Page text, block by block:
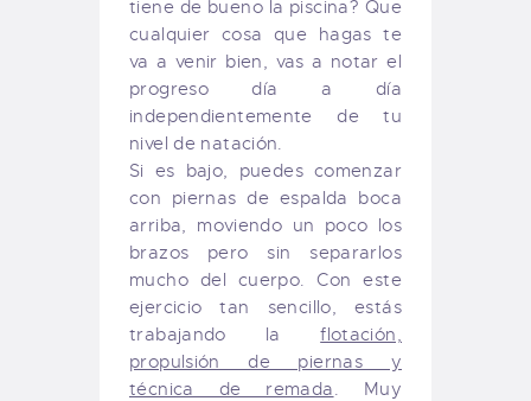
tiene de bueno la piscina? Que
cualquier cosa que hagas te
va a venir bien, vas a notar el
progreso día a día
independientemente de tu
nivel de natación.
Si es bajo, puedes comenzar
con piernas de espalda boca
arriba, moviendo un poco los
brazos pero sin separarlos
mucho del cuerpo. Con este
ejercicio tan sencillo, estás
trabajando laflotación,
propulsión de piernas y
técnica de remada . Muy